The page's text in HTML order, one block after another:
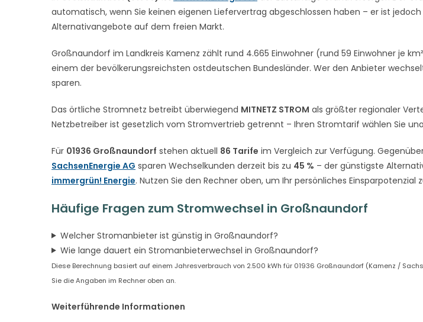
automatisch, wenn Sie keinen eigenen Liefervertrag abgeschlossen haben – er ist
Alternativangebote auf dem freien Markt.
Großnaundorf im Landkreis Kamenz zählt rund 4.665 Einwohner (rund 59 Einwohner je
einem der bevölkerungsreichsten ostdeutschen Bundesländer. Wer den Anbieter
sparen.
Das örtliche Stromnetz betreibt überwiegend MITNETZ STROM als größter regionaler
Netzbetreiber ist gesetzlich vom Stromvertrieb getrennt – Ihren Stromtarif wählen Sie
Für 01936 Großnaundorf stehen aktuell 86 Tarife im Vergleich zur Verfügung.
SachsenEnergie AG sparen Wechselkunden derzeit bis zu 45 % – der günstigste
immergrün! Energie. Nutzen Sie den Rechner oben, um Ihr persönliches Einsparpotenzial
Häufige Fragen zum Stromwechsel in Großnaundorf
Welcher Stromanbieter ist günstig in Großnaundorf?
Wie lange dauert ein Stromanbieterwechsel in Großnaundorf?
Diese Berechnung basiert auf einem Jahresverbrauch von 2.500 kWh für 01936 Großnaundorf (Kamenz /
Sie die Angaben im Rechner oben an.
Weiterführende Informationen